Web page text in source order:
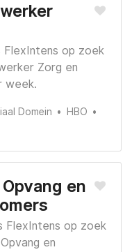
FlexIntens op zoek
Zorg en
week.
Domein
HBO
en
FlexIntens op zoek
en